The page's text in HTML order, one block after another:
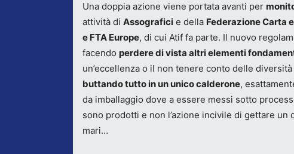
Una doppia azione viene portata avanti per
attività di Assografici e della Federazione Carta
e FTA Europe, di cui Atif fa parte. Il nuovo
facendo perdere di vista altri elementi
un’eccellenza o il non tenere conto delle
buttando tutto in un unico calderone,
da imballaggio dove a essere messi sotto
sono prodotti e non l’azione incivile di gettare un
mari…